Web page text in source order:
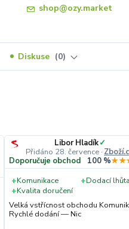
shop@ozy.market
Diskuse 0
Libor Hladík✓
Přidáno 28. července ·
Doporučuje obchod 100 %
+Komunikace +Dodací lhůta
+Kvalita doručení
Velká vstřícnost obchodu
Rychlé dodání — Nic